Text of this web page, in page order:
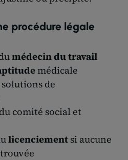
procédure légale
médecin du travail
médicale
de
comité social et
licenciementsi aucune